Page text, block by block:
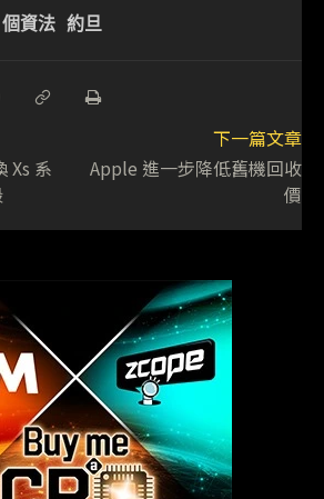
個資法 約旦
Xs 系
下一篇文章
Apple 進一步降低舊機回收
價